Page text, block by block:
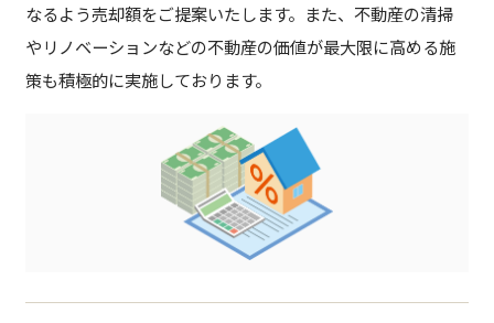
なるよう売却額をご提案いたします。 また、不動産の清掃
やリノベーションなどの不動産の価値が最大限に高める施
策も積極的に実施しております。